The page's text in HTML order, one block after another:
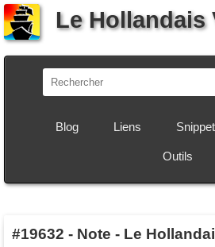
Le Hollandais
Blog Liens
Outils
#19632 - Note - Le